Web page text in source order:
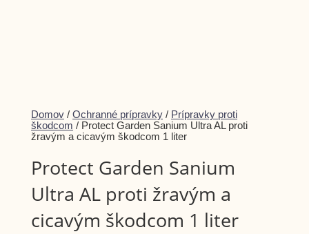
Domov /Ochranné prípravky / Prípravky proti
škodcom / Protect Garden Sanium Ultra AL proti
žravým a cicavým škodcom 1 liter
Protect Garden Sanium
Ultra AL proti žravým a
cicavým škodcom 1 liter
Dismiss
notification